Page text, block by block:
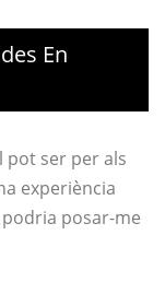
En
pot ser per als
experiència
posar-me